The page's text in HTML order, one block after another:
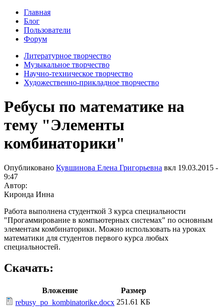
Главная
Блог
Пользователи
Форум
Литературное творчество
Музыкальное творчество
Научно-техническое творчество
Художественно-прикладное творчество
Ребусы по математике на
тему "Элементы
комбинаторики"
Опубликовано Кувшинова Елена Григорьевна вкл 19.03.2015 -
9:47
Автор:
Киронда Инна
Работа выполнена студенткой 3 курса специальности
"Прогаммирование в компьютерных системах" по основным
элементам комбинаторики. Можно использовать на уроках
математики для студентов первого курса любых
специальностей.
Скачать:
Вложение
Размер
rebusy_po_kombinatorike.docx 251.61 КБ